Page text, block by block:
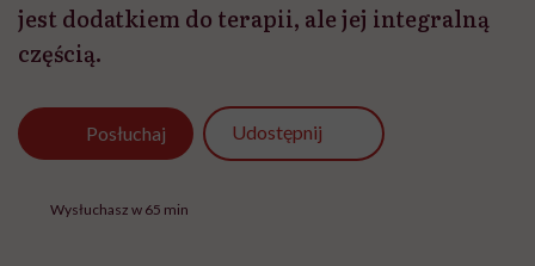
jest dodatkiem do terapii, ale jej integralną
częścią.
Posłuchaj Udostępnij
Wysłuchasz w 65 min